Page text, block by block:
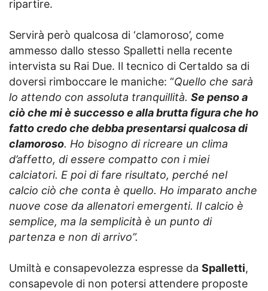
ripartire.
Servirà però qualcosa di ‘clamoroso’, come
ammesso dallo stesso Spalletti nella recente
intervista su Rai Due. Il tecnico di Certaldo sa di
doversi rimboccare le maniche: “Quello che sarà
lo attendo con assoluta tranquillità. Se penso a
ciò che mi è successo e alla brutta figura che ho
fatto credo che debba presentarsi qualcosa di
clamoroso. Ho bisogno di ricreare un clima
d’affetto, di essere compatto con i miei
calciatori. E poi di fare risultato, perché nel
calcio ciò che conta è quello. Ho imparato anche
nuove cose da allenatori emergenti. Il calcio è
semplice, ma la semplicità è un punto di
partenza e non di arrivo”.
Umiltà e consapevolezza espresse da Spalletti,
consapevole di non potersi attendere proposte